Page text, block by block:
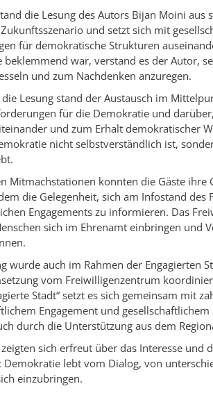
die Lesung des Autors Bijan Moini aus
und setzt sich mit
für demokratische Strukturen
beklemmend war, verstand es der Autor,
und zum Nachdenken anzuregen.
die Lesung stand der Austausch im
für die Demokratie und
und zum Erhalt demokratischer
nicht selbstverständlich ist,
Mitmachstationen konnten die Gäste ihre
die Gelegenheit, sich am Infostand
Engagements zu informieren. Das
sich im Ehrenamt einbringen und
wurde auch im Rahmen der Engagierten
vom Freiwilligenzentrum
Stadt“ setzt es sich gemeinsam mit
Engagement und
durch die Unterstützung aus dem
sich erfreut über das Interesse und
Demokratie lebt vom Dialog, von
einzubringen.